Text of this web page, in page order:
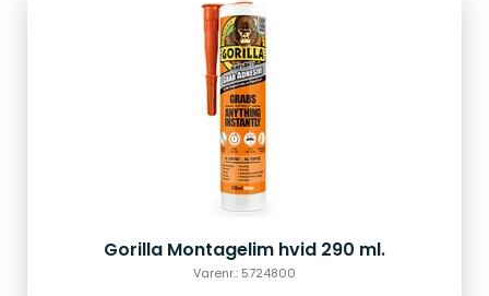
Gorilla Montagelim hvid 290 ml.
Varenr.: 5724800